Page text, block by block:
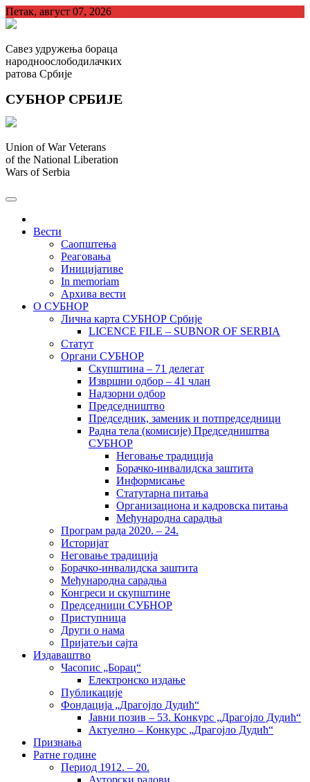
Skip
to
Петак, август 07, 2026
Савез удружења бораца
народноослободилачких
ратова Србије
СУБНОР СРБИЈЕ
Union of War Veterans
of the National Liberation
Wars of Serbia
Вести
Саопштења
Реаговања
Иницијативе
In memoriam
Архива вести
О СУБНОР
Лична карта СУБНОР Србије
LICENCE FILE – SUBNOR OF SERBIA
Статут
Органи СУБНОР
Скупштина – 71 делегат
Извршни одбор – 41 члан
Надзорни одбор
Председништво
Председник, заменик и потпредседници
Радна тела (комисије) Председништва
СУБНОР
Неговање традиција
Борачко-инвалидска заштита
Информисање
Статутарна питања
Организациона и кадровска питања
Међународна сарадња
Програм рада 2020. – 24.
Историјат
Неговање традиција
Борачко-инвалидска заштита
Међународна сарадња
Конгреси и скупштине
Председници СУБНОР
Приступница
Други о нама
Пријатељи сајта
Издаваштво
Часопис „Борац“
Електронско издање
Публикације
Фондација „Драгојло Дудић“
Јавни позив – 53. Конкурс „Драгојло Дудић“
Актуелно – Конкурс „Драгојло Дудић“
Признања
Ратне године
Период 1912. – 20.